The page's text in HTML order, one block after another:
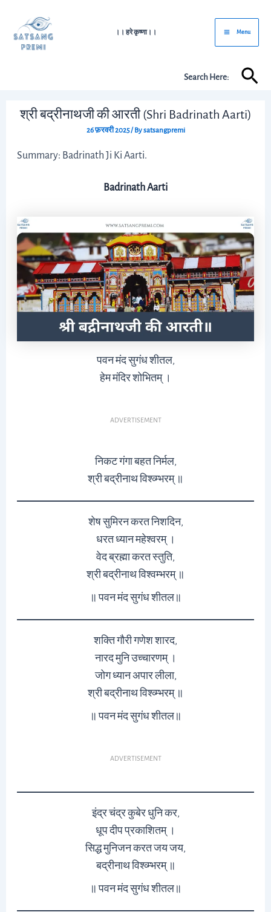
content
।। हरे कृष्णा।।
Main
Menu
Menu
Search Here:
श्री बद्रीनाथजी की आरती (Shri Badrinath Aarti)
26 फ़रवरी 2025/ Bysatsangpremi
Summary: Badrinath Ji Ki Aarti.
Badrinath Aarti
पवन मंद सुगंध शीतल,
हेम मंदिर शोभितम् ।
ADVERTISEMENT
निकट गंगा बहत निर्मल,
श्री बद्रीनाथ विश्व्म्भरम् ॥
शेष सुमिरन करत निशदिन,
धरत ध्यान महेश्वरम् ।
वेद ब्रह्मा करत स्तुति,
श्री बद्रीनाथ विश्वम्भरम् ॥
॥ पवन मंद सुगंध शीतल॥
शक्ति गौरी गणेश शारद,
नारद मुनि उच्चारणम् ।
जोग ध्यान अपार लीला,
श्री बद्रीनाथ विश्व्म्भरम् ॥
॥ पवन मंद सुगंध शीतल॥
ADVERTISEMENT
इंद्र चंद्र कुबेर धुनि कर,
धूप दीप प्रकाशितम् ।
सिद्ध मुनिजन करत जय जय,
बद्रीनाथ विश्व्म्भरम् ॥
॥ पवन मंद सुगंध शीतल॥
navigation